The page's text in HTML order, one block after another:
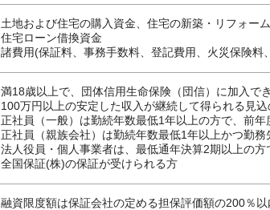
土地および住宅の購入資金、住宅の新築・リフォー
住宅ローン借換資金
諸費用(保証料、事務手数料、登記費用、火災保険料
満18歳以上で、団体信用生命保険（団信）に加入で
100万円以上の安定した収入が継続して得られる見
正社員（一般）は勤続年数最低1年以上の方で、前年
正社員（親族会社）は勤続年数最低1年以上かつ勤
法人役員・個人事業者は、最低通年決算2期以上の
全国保証(株)の保証が受けられる方
融資限度額は保証会社の定める担保評価額の200％以